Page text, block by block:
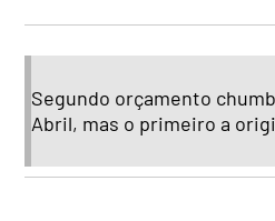
Segundo orçamento
Abril, mas o primeiro a